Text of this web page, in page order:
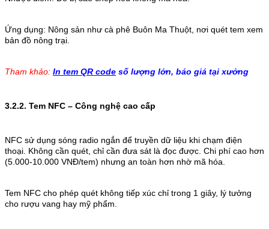
Ứng dụng: Nông sản như cà phê Buôn Ma Thuột, nơi quét tem xem
bản đồ nông trại.
Tham khảo: In tem QR code số lượng lớn, báo giá tại xưởng
3.2.2. Tem NFC – Công nghệ cao cấp
NFC sử dụng sóng radio ngắn để truyền dữ liệu khi chạm điện
thoại. Không cần quét, chỉ cần đưa sát là đọc được. Chi phí cao hơn
(5.000-10.000 VNĐ/tem) nhưng an toàn hơn nhờ mã hóa.
Tem NFC cho phép quét không tiếp xúc chỉ trong 1 giây, lý tưởng
cho rượu vang hay mỹ phẩm.